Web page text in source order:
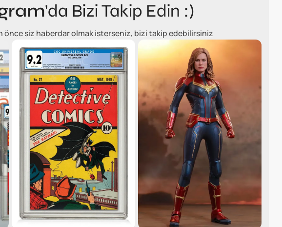
'da Bizi Takip Edin :)
önce siz haberdar olmak isterseniz, bizi takip edebilirsiniz